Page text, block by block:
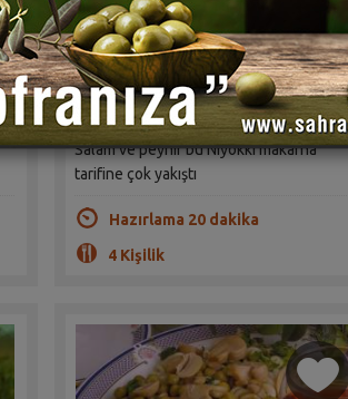
Salamlı Peynirli Niyokki Tarifi
Sahrap Soysal
(1)
Salam ve peynir bu Niyokki makarna
tarifine çok yakıştı
Hazırlama 20 dakika
4 Kişilik